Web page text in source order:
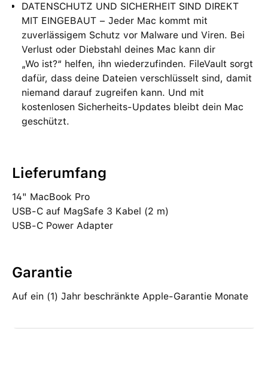
DATENSCHUTZ UND SICHERHEIT SIND DIREKT
MIT EINGEBAUT − Jeder Mac kommt mit
zuverlässigem Schutz vor Malware und Viren. Bei
Verlust oder Diebstahl deines Mac kann dir
„Wo ist?“ helfen, ihn wiederzufinden. FileVault sorgt
dafür, dass deine Dateien verschlüsselt sind, damit
niemand darauf zugreifen kann. Und mit
kostenlosen Sicherheits-Updates bleibt dein Mac
geschützt.
Lieferumfang
14" MacBook Pro
USB‑C auf MagSafe 3 Kabel (2 m)
USB‑C Power Adapter
Garantie
Auf ein (1) Jahr beschränkte Apple-Garantie Monate